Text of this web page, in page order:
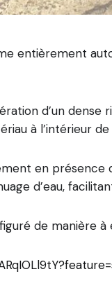
entièrement
d’un dense
à l’intérieur
en
d’eau,
de manière